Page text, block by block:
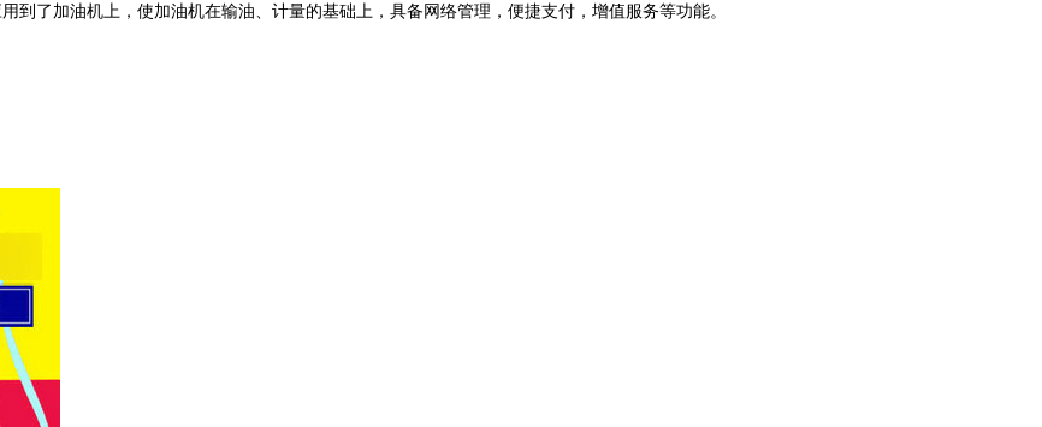
了加油机上，使加油机在输油、计量的基础上，具备网络管理，便捷支付，增值服务等功能。